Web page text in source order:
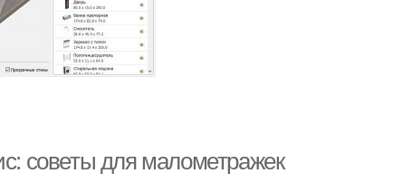
советы для малометражек